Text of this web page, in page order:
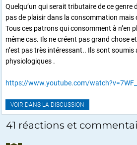
Quelqu’un qui serait tributaire de ce genre
pas de plaisir dans la consommation mais
Tous ces patrons qui consomment à n’en
même cas. Ils ne créent pas grand chose
n’est pas très intéressant.. Ils sont soumis
physiologiques .
https://www.youtube.com/
VOIR DANS LA DISCUSSION
41 réactions et